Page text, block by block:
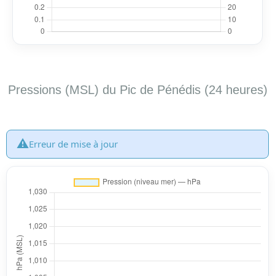
Pressions (MSL) du Pic de Pénédis (24 heures)
⚠️Erreur de mise à jour